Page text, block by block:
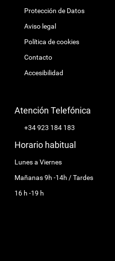
Protección de Datos
Aviso legal
Política de cookies
Contacto
Accesibilidad
Atención Telefónica
+34 923 184 183
Horario habitual
Lunes a Viernes
Mañanas 9h -14h / Tardes
16 h -19 h